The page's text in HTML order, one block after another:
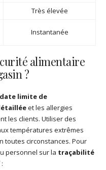
Très élevée
Instantanée
alimentaire
?
date limite de
et les allergies
les clients. Utiliser des
températures extrêmes
toutes circonstances. Pour
personnel sur la traçabilité